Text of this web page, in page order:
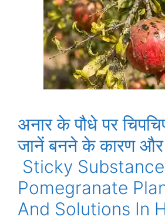
अनार के पौधे पर
जानें बनने के कारण और
Sticky
Pomegranate
And Solutions In